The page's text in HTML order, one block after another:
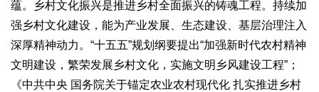
蕴。乡村文化振兴是推进乡村全面振兴的铸魂工程。持续加
强乡村文化建设，能为产业发展、生态建设、基层治理注入
深厚精神动力。“十五五”规划纲要提出“加强新时代农村精神
文明建设，繁荣发展乡村文化，实施文明乡风建设工程”；
《中共中央 国务院关于锚定农业农村现代化 扎实推进乡村